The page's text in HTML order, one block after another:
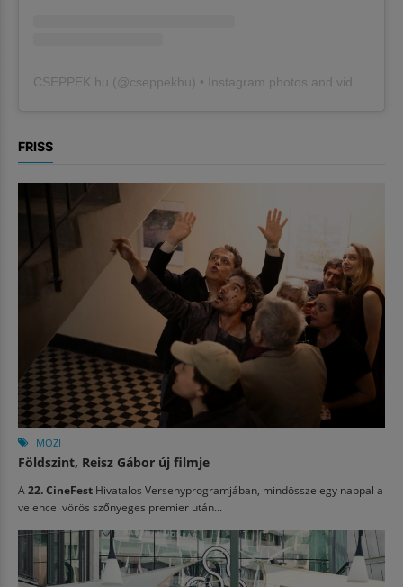
CSEPPEK.hu (@cseppekhu ) • Instagram photos and videos
FRISS
MOZI
Földszint, Reisz Gábor új filmje
A 22. CineFest Hivatalos Versenyprogramjában, mindössze egy nappal a
velencei vörös szőnyeges premier után...